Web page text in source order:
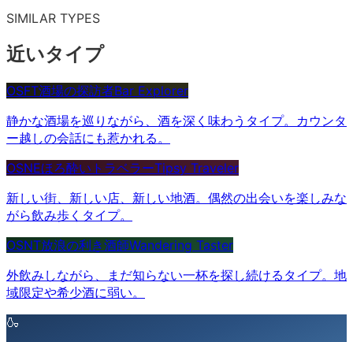
SIMILAR TYPES
近いタイプ
OSFT酒場の探訪者Bar Explorer
静かな酒場を巡りながら、酒を深く味わうタイプ。カウンタ
ー越しの会話にも惹かれる。
OSNEほろ酔いトラベラーTipsy Traveler
新しい街、新しい店、新しい地酒。偶然の出会いを楽しみな
がら飲み歩くタイプ。
OSNT放浪の利き酒師Wandering Taster
外飲みしながら、まだ知らない一杯を探し続けるタイプ。地
域限定や希少酒に弱い。
🍶